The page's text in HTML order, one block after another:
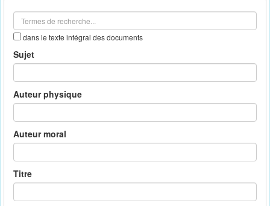
dans le texte intégral des documents
Sujet
Auteur physique
Auteur moral
Titre